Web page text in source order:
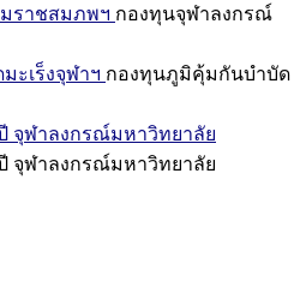
ราชสมภพฯ กองทุนจุฬาลงกรณ์
ะเร็งจุฬาฯ กองทุนภูมิคุ้มกันบำบัด
จุฬาลงกรณ์มหาวิทยาลัย
จุฬาลงกรณ์มหาวิทยาลัย